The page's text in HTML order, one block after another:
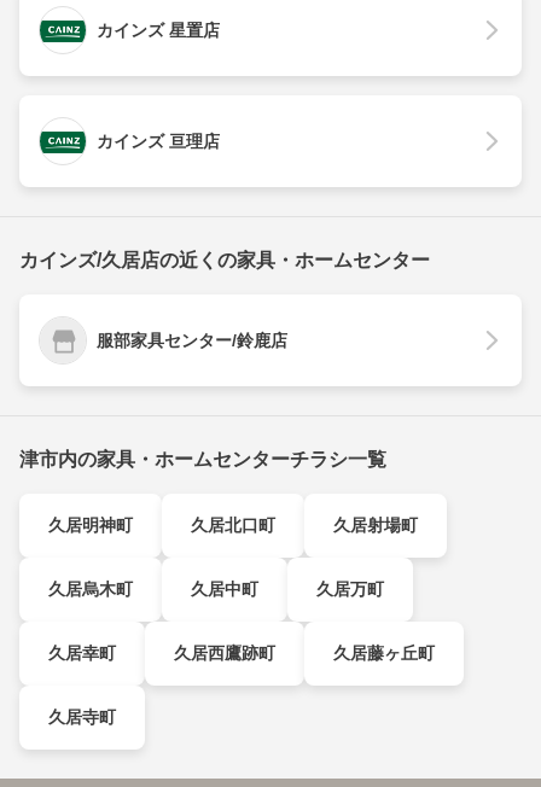
カインズ 星置店
カインズ 亘理店
カインズ/久居店の近くの家具・ホームセンター
服部家具センター/鈴鹿店
津市内の家具・ホームセンターチラシ一覧
久居明神町 久居北口町 久居射場町
久居烏木町 久居中町 久居万町
久居幸町 久居西鷹跡町 久居藤ヶ丘町
久居寺町